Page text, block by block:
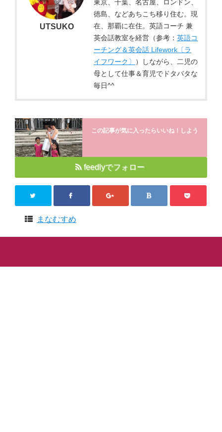
東京、千葉、名古屋、ロンドン、
徳島、などあちこち移り住む。現
在、那覇に在住。英語コーチ 兼
英会話教室を経営（参考： 英語コ
ーチング＆英会話 Lifework〔ラ
イフワーク〕
）しながら、二児の
母として仕事＆育児でドタバタな
毎日^^
UTSUKO
この記事が気に入ったらいいね！しよう
feedlyでフォロー
まなむすめ